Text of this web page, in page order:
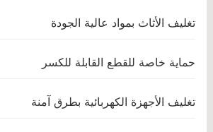
تغليف الأثاث بمواد عالية الجودة
حماية خاصة للقطع القابلة للكسر
تغليف الأجهزة الكهربائية بطرق آمنة